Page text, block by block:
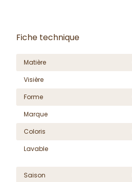
Fiche technique
Matière
Visière
Forme
Marque
Coloris
Lavable
Saison